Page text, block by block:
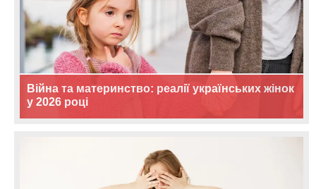
Війна та материнство: реалії українських жінок
у 2026 році